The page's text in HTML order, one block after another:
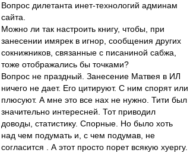
Вопрос дилетанта инет-технологий админам
сайта.
Можно ли так настроить книгу, чтобы, при
занесении имярек в игнор, сообщения других
сокнижников, связанные с писаниной сабжа,
тоже отображались бы точками?
Вопрос не праздный. Занесение Матвея в ИЛ
ничего не дает. Его цитируют. С ним спорят или
плюсуют. А мне это все нах не нужно. Тити был
значительно интересней. Тот приводил
доводы, статистику. Спорные. Но было хоть
над чем подумать и, с чем подумав, не
согласится . А этот просто порет всякую хуергу.